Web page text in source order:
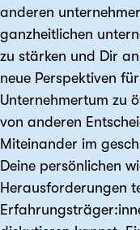
anderen
ganzheitlichen
zu stärken und Dir
neue Perspektiven
Unternehmertum zu
von anderen
Miteinander im
Deine persönlichen
Herausforderungen